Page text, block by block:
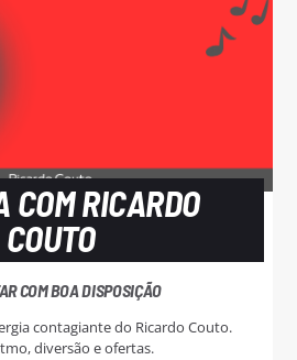
COM RICARDO
COUTO
COM BOA DISPOSIÇÃO
contagiante do Ricardo Couto.
diversão e ofertas.